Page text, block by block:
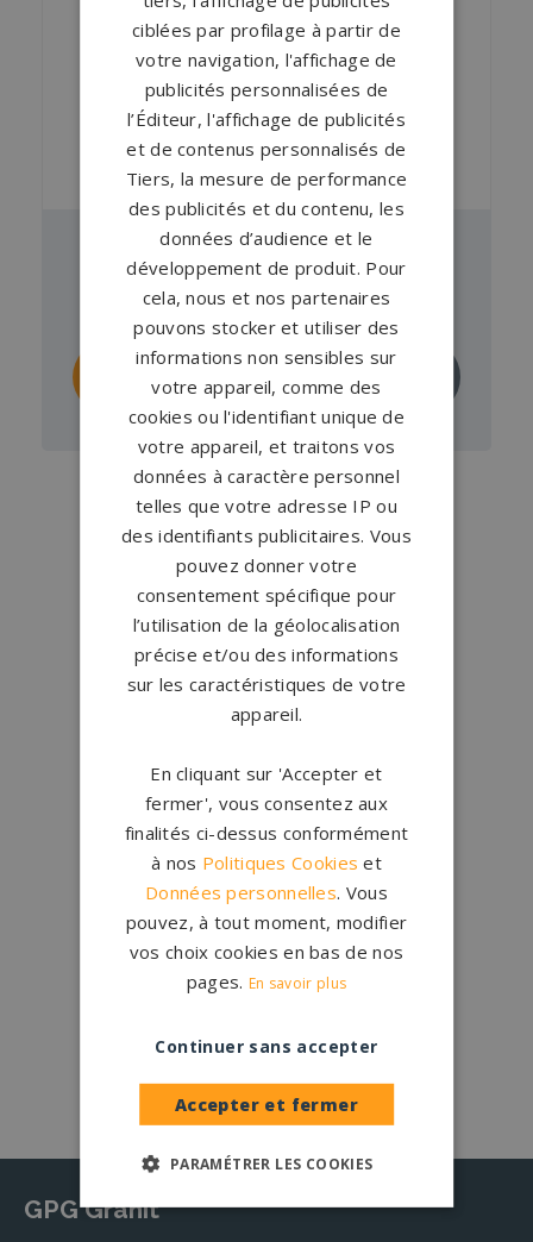
Pierre tombale GPG 963
À partir de1 841 € en Viscont White
Personnaliser
ce monument
Demander un
devis
Conceptionfrançaise
Qui sommes-nous ?
Créations sur-mesure
Configurateur
1.200 partenaires en France
Nos partenaires
Large choix degranits et de
Nos granits
GPG Granit
ciblées par profilage à partir de
votre navigation, l'affichage de
publicités personnalisées de
l’Éditeur, l'affichage de publicités
et de contenus personnalisés de
Tiers, la mesure de performance
des publicités et du contenu, les
données d’audience et le
développement de produit. Pour
cela, nous et nos partenaires
pouvons stocker et utiliser des
informations non sensibles sur
votre appareil, comme des
cookies ou l'identifiant unique de
votre appareil, et traitons vos
données à caractère personnel
telles que votre adresse IP ou
des identifiants publicitaires. Vous
pouvez donner votre
consentement spécifique pour
l’utilisation de la géolocalisation
précise et/ou des informations
sur les caractéristiques de votre
appareil.
En cliquant sur 'Accepter et
fermer', vous consentez aux
finalités ci-dessus conformément
à nos Politiques Cookies et
Données personnelles. Vous
pouvez, à tout moment, modifier
vos choix cookies en bas de nos
pages. En savoir plus
Accepter et fermer
Continuer sans accepter
PARAMÉTRER LES COOKIES